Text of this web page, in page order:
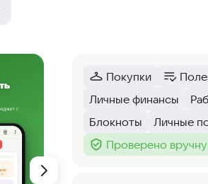
Категория:
Покупки
Тег :
Личные финансы
Тег
Тег:
Блокноты
Тег :
Личные
Тег :
Проверено